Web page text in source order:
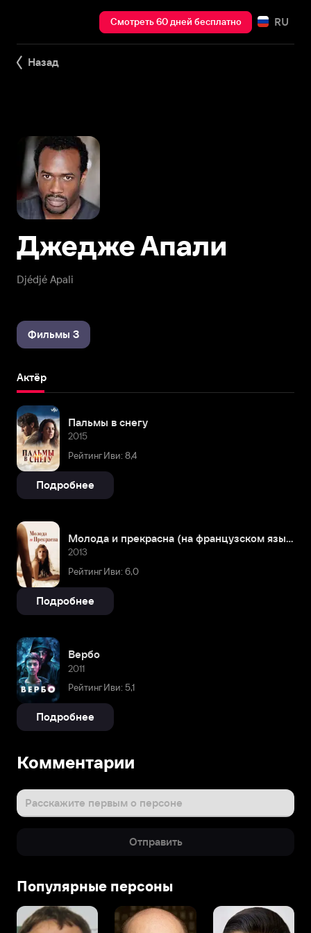
Смотреть 60 дней бесплатно RU
Назад
Djédjé Apali
Джедже Апали
Фильмы 3
Актёр
Пальмы в снегу
2015
Рейтинг Иви: 8,4
Подробнее
Молода и прекрасна (на французском языке с русскими субтитрами)
2013
Рейтинг Иви: 6,0
Подробнее
Вербо
2011
Рейтинг Иви: 5,1
Подробнее
Комментарии
Расскажите первым о персоне
Отправить
Популярные персоны